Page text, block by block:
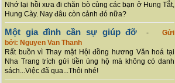
Nhớ lại hồi xưa đi chăn bò cùng các bạn ở Hung Tắt,
Hung Cày. Nay đâu còn cảnh đó nữa?
Một gia đình cần sự giúp đỡ -Gửi
bởi: Nguyen Van Thanh
Rất buồn vì Thay mặt Hội đồng hương Văn hoá tại
Nha Trang trích gửi tiền ủng hộ mà không có danh
sách...Việc đã qua...Thôi nhé!